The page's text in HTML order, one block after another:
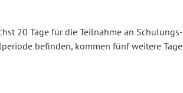
20 Tage für die Teilnahme an Schulungs-
befinden, kommen fünf weitere Tage